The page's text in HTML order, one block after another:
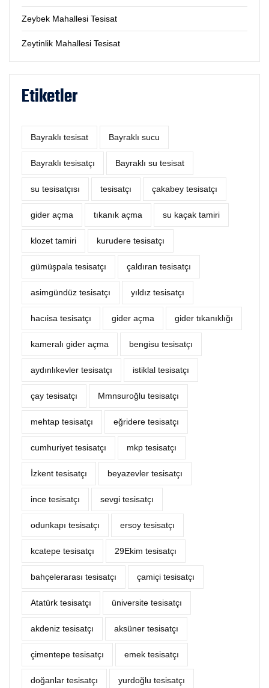
Zeybek Mahallesi Tesisat
Zeytinlik Mahallesi Tesisat
Etiketler
Bayraklı tesisat Bayraklı sucu
Bayraklı tesisatçı Bayraklı su tesisat
su tesisatçısı tesisatçı çakabey tesisatçı
‎gider açma tıkanık açma su kaçak tamiri
klozet tamiri kurudere tesisatçı
gümüşpala tesisatçı çaldıran tesisatçı
asimgündüz tesisatçı yıldız tesisatçı
hacıisa tesisatçı gider açma gider tıkanıklığı
kameralı gider açma bengisu tesisatçı
aydınlıkevler tesisatçı istiklal tesisatçı
çay tesisatçı Mmnsuroğlu tesisatçı
mehtap tesisatçı eğridere tesisatçı
cumhuriyet tesisatçı mkp tesisatçı
İzkent tesisatçı beyazevler tesisatçı
ince tesisatçı sevgi tesisatçı
odunkapı tesisatçı ersoy tesisatçı
kcatepe tesisatçı 29Ekim tesisatçı
bahçelerarası tesisatçı çamiçi tesisatçı
Atatürk tesisatçı üniversite tesisatçı
akdeniz tesisatçı aksüner tesisatçı
çimentepe tesisatçı emek tesisatçı
doğanlar tesisatçı yurdoğlu tesisatçı